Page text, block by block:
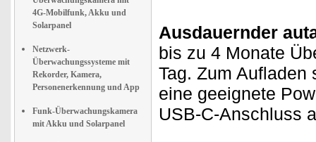
4G-Mobilfunk, Akku und
Solarpanel
Netzwerk-
Überwachungssysteme mit
Rekorder, Kamera,
Personenerkennung und App
Funk-Überwachungskamera
mit Akku und Solarpanel
Ausdauernder
bis zu 4 Monate
Tag. Zum
eine geeignete
USB-C-Anschluss